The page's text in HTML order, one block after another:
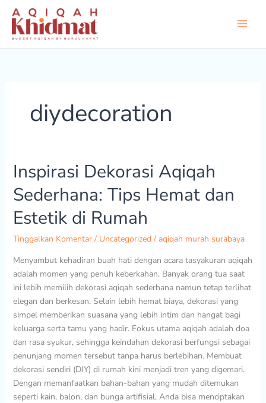
Lewati
konten
diydecoration
Inspirasi Dekorasi Aqiqah
Sederhana: Tips Hemat dan
Estetik di Rumah
Tinggalkan Komentar / Uncategorized / aqiqah murah surabaya
Menyambut kehadiran buah hati dengan acara tasyakuran aqiqah
adalah momen yang penuh keberkahan. Banyak orang tua saat
ini lebih memilih dekorasi aqiqah sederhana namun tetap terlihat
elegan dan berkesan. Selain lebih hemat biaya, dekorasi yang
simpel memberikan suasana yang lebih intim dan hangat bagi
keluarga serta tamu yang hadir. Fokus utama aqiqah adalah doa
dan rasa syukur, sehingga keindahan dekorasi berfungsi sebagai
penunjang momen tersebut tanpa harus berlebihan. Membuat
dekorasi sendiri (DIY) di rumah kini menjadi tren yang digemari.
Dengan memanfaatkan bahan-bahan yang mudah ditemukan
seperti kain, balon, dan bunga artifisial, Anda bisa menciptakan
Inspirasi
Dekorasi
Aqiqah
Tips
Hemat
Estetik
di
Rumah